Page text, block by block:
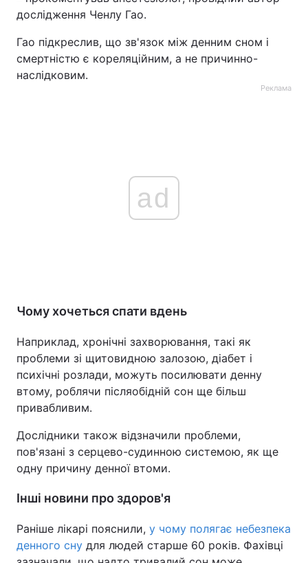
дослідження Ченлу Гао.
Гао підкреслив, що зв'язок між денним сном і
смертністю є кореляційним, а не причинно-
наслідковим.
Реклама
ad
Чому хочеться спати вдень
Наприклад, хронічні захворювання, такі як
проблеми зі щитовидною залозою, діабет і
психічні розлади, можуть посилювати денну
втому, роблячи післяобідній сон ще більш
привабливим.
Дослідники також відзначили проблеми,
пов'язані з серцево-судинною системою, як ще
одну причину денної втоми.
Інші новини про здоров'я
Раніше лікарі пояснили, у чому полягає небезпека
денного сну для людей старше 60 років. Фахівці